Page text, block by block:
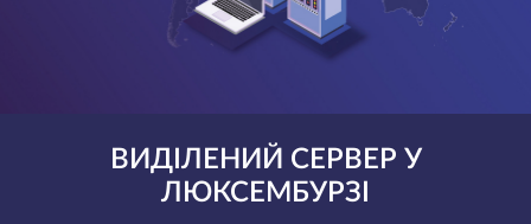
ВИДІЛЕНИЙ СЕРВЕР У
ЛЮКСЕМБУРЗІ